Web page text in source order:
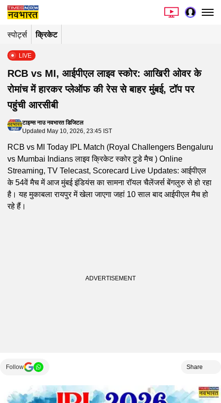
स्पोर्ट्स क्रिकेट
LIVE
RCB vs MI, आईपीएल लाइव स्कोर: आखिरी ओवर के
रोमांच में हारकर प्लेऑफ की रेस से बाहर मुंबई, टॉप पर
पहुंची आरसीबी
टाइम्स नाउ नवभारत डिजिटल
Updated May 10, 2026, 23:45 IST
RCB vs MI Today IPL Match (Royal Challengers Bengaluru
vs Mumbai Indians लाइव क्रिकेट स्कोर टुडे मैच ) Online
Streaming, TV Telecast, Scorecard Live Updates: आईपीएल
के 54वें मैच में आज मुंबई इंडियंस का सामना रॉयल चैलेंजर्स बेंगलुरु से हो रहा
है। यह मुकाबला रायपुर में खेला जाएगा जहां 10 साल बाद आईपीएल मैच हो
रहे हैं।
Follow Share